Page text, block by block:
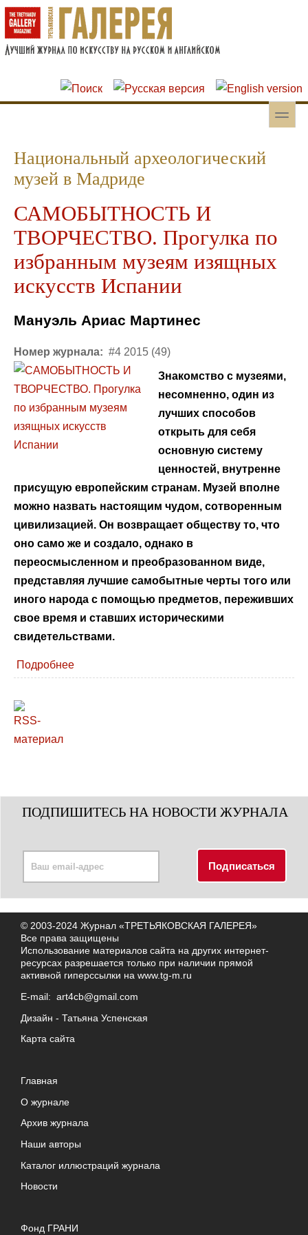
Перейти к основному содержанию
Skip to search
toggle
Национальный археологический
музей в Мадриде
САМОБЫТНОСТЬ И
ТВОРЧЕСТВО. Прогулка по
избранным музеям изящных
искусств Испании
Мануэль Ариас Мартинес
Номер журнала: #4 2015 (49)
Знакомство с музеями,
несомненно, один из
лучших способов
открыть для себя
основную систему
ценностей, внутренне
присущую европейским странам. Музей вполне
можно назвать настоящим чудом, сотворенным
цивилизацией. Он возвращает обществу то, что
оно само же и создало, однако в
переосмысленном и преобразованном виде,
представляя лучшие самобытные черты того или
иного народа с помощью предметов, переживших
свое время и ставших историческими
свидетельствами.
Подробнее
ПОДПИШИТЕСЬ НА НОВОСТИ ЖУРНАЛА
© 2003-2024 Журнал «ТРЕТЬЯКОВСКАЯ ГАЛЕРЕЯ»
Все права защищены
Использование материалов сайта на других интернет-
ресурсах разрешается только при наличии прямой
активной гиперссылки на www.tg-m.ru
E-mail: art4cb@gmail.com
Дизайн - Татьяна Успенская
Карта сайта
Главная
О журнале
Архив журнала
Наши авторы
Каталог иллюстраций журнала
Новости
Фонд ГРАНИ